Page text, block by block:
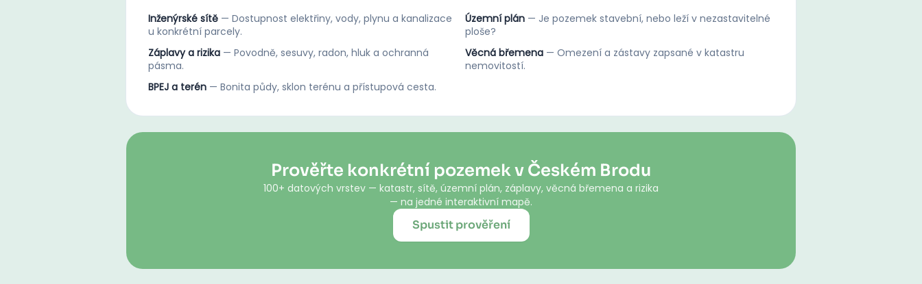
Inženýrské sítě — Dostupnost elektřiny, vody, plynu a kanalizace
u konkrétní parcely.
Územní plán — Je pozemek stavební, nebo leží v nezastavitelné
ploše?
Záplavy a rizika — Povodně, sesuvy, radon, hluk a ochranná
pásma.
Věcná břemena — Omezení a zástavy zapsané v katastru
nemovitostí.
BPEJ a terén — Bonita půdy, sklon terénu a přístupová cesta.
Prověřte konkrétní pozemek v Českém Brodu
100+ datových vrstev — katastr, sítě, územní plán, záplavy, věcná břemena a rizika
— na jedné interaktivní mapě.
Spustit prověření